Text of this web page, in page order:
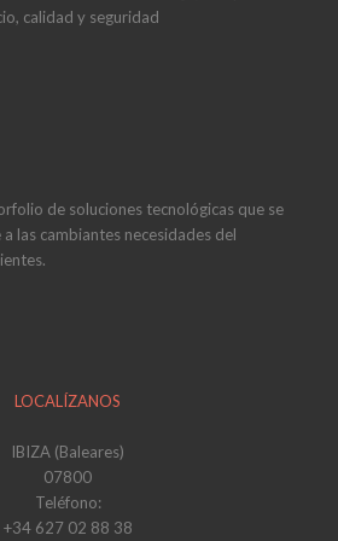
calidad y seguridad
de soluciones tecnológicas que se
las cambiantes necesidades del
LOCALÍZANOS
IBIZA (Baleares)
07800
Teléfono:
+34 627 02 88 38